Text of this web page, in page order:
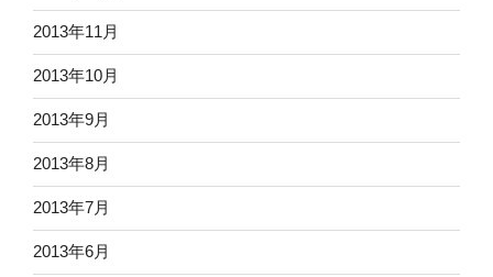
2013年11月
2013年10月
2013年9月
2013年8月
2013年7月
2013年6月